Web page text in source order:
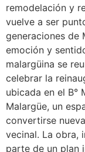
remodelación y
vuelve a ser
generaciones de
emoción y
malargüina se
celebrar la
ubicada en el B°
Malargüe, un
convertirse
vecinal. La obra,
parte de un plan